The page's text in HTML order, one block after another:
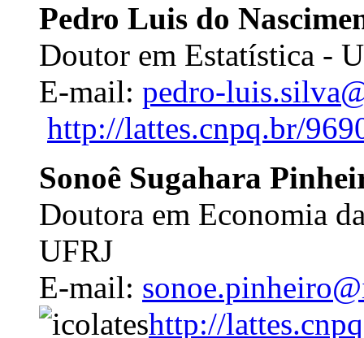
Pedro Luis do
Doutor em Estatística -
E-mail: pedro-
http://lattes.cnpq.br/
Sonoê Sugahara
Doutora em Economia
UFRJ
E-mail:
http://